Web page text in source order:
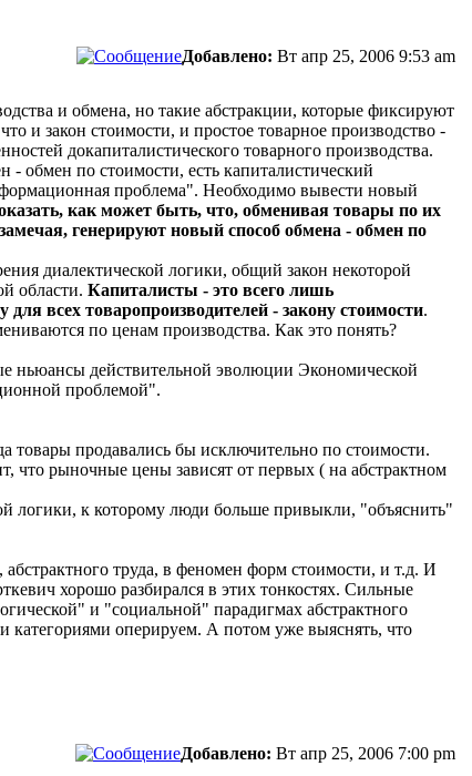
Добавлено: Вт апр 25, 2006 9:53 am
и обмена, но такие абстракции, которые фиксируют
и закон стоимости, и простое товарное производство -
докапиталистического товарного производства.
обмен по стоимости, есть капиталистический
проблема". Необходимо вывести новый
как может быть, что, обменивая товары по их
генерируют новый способ обмена - обмен по
диалектической логики, общий закон некоторой
области. Капиталисты - это всего лишь
всех товаропроизводителей - закону стоимости.
по ценам производства. Как это понять?
ньюансы действительной эволюции Экономической
проблемой".
товары продавались бы исключительно по стоимости.
что рыночные цены зависят от первых ( на абстрактном
логики, к которому люди больше привыкли, "объяснить"
труда, в феномен форм стоимости, и т.д. И
хорошо разбирался в этих тонкостях. Сильные
и "социальной" парадигмах абстрактного
категориями оперируем. А потом уже выяснять, что
Добавлено: Вт апр 25, 2006 7:00 pm